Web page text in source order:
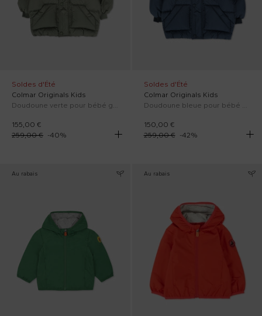
Soldes d'Été
Colmar Originals Kids
155,00 €
259,00 € -40%
Soldes d'Été
Colmar Originals Kids
150,00 €
259,00 €
-42%
Au rabais Au rabais